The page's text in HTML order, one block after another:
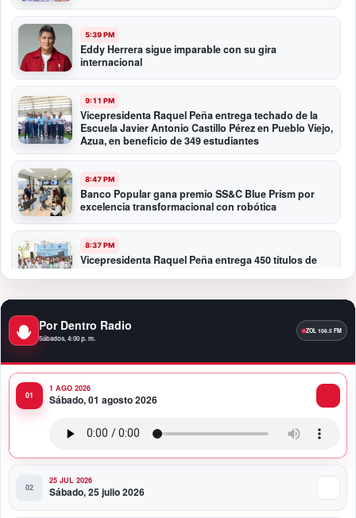
5:39 PM
Eddy Herrera sigue imparable con su gira
internacional
9:11 PM
Vicepresidenta Raquel Peña entrega techado de la
Escuela Javier Antonio Castillo Pérez en Pueblo Viejo,
Azua, en beneficio de 349 estudiantes
8:47 PM
Banco Popular gana premio SS&C Blue Prism por
excelencia transformacional con robótica
8:37 PM
Vicepresidenta Raquel Peña entrega 450 títulos de
11:59 PM
Santo Domingo se convierte en la capital del orgullo
11:47 PM
Toque Profundo celebra 37 años de historia con una
Por Dentro Radio
Sábados, 4:00 p. m.
1 AGO 2026
Sábado, 01 agosto 2026
25 JUL 2026
Sábado, 25 julio 2026